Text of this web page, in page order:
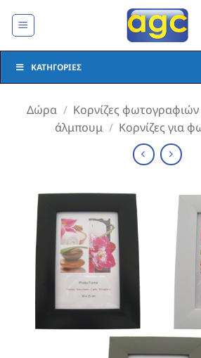
στο
ΚΑΤΗΓΟΡΊΕΣ
Δώρα / Κορνίζες
άλμπουμ / Κορνίζες για